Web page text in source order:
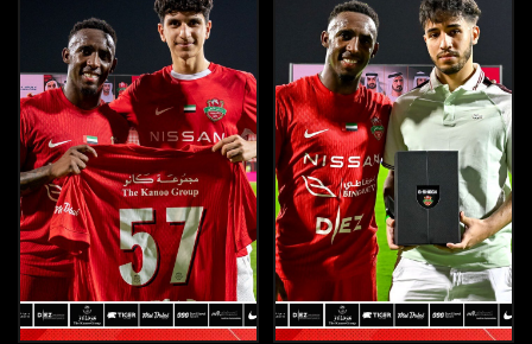
15 مايو، 2026
8 مايو، 2026